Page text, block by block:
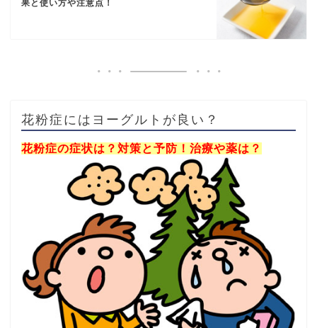
果と使い方や注意点！
花粉症にはヨーグルトが良い？
花粉症の症状は？対策と予防！治療や薬は？